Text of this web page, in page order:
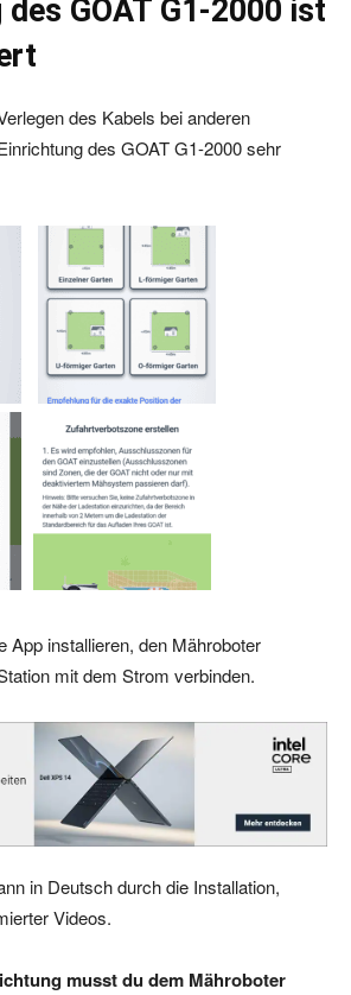
des GOAT G1-2000 ist
des Kabels bei anderen
des GOAT G1-2000 sehr
App installieren, den Mähroboter
mit dem Strom verbinden.
in Deutsch durch die Installation,
Videos.
musst du dem Mähroboter